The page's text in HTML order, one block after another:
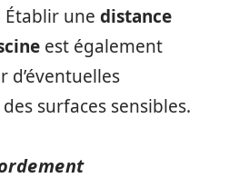
Établir une distance
est également
d’éventuelles
surfaces sensibles.